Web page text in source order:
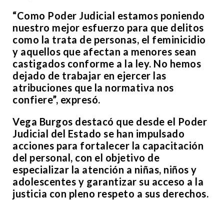
“Como Poder Judicial estamos poniendo
nuestro mejor esfuerzo para que delitos
como la trata de personas, el feminicidio
y aquellos que afectan a menores sean
castigados conforme a la ley. No hemos
dejado de trabajar en ejercer las
atribuciones que la normativa nos
confiere”, expresó.
Vega Burgos destacó que desde el Poder
Judicial del Estado se han impulsado
acciones para fortalecer la capacitación
del personal, con el objetivo de
especializar la atención a niñas, niños y
adolescentes y garantizar su acceso a la
justicia con pleno respeto a sus derechos.